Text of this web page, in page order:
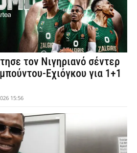
τον Νιγηριανό σέντερ
Εχιόγκου για 1+1
15:56